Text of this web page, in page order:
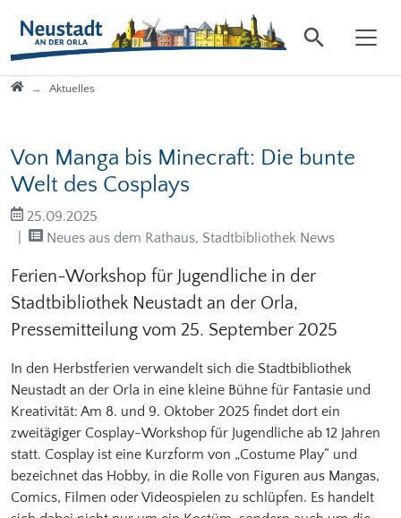
StartseiteAktuelles
Von Manga bis Minecraft: Die bunte
Welt des Cosplays
25.09.2025
Neues aus dem Rathaus, Stadtbibliothek News
Ferien-Workshop für Jugendliche in der
Stadtbibliothek Neustadt an der Orla,
Pressemitteilung vom 25. September 2025
In den Herbstferien verwandelt sich die Stadtbibliothek
Neustadt an der Orla in eine kleine Bühne für Fantasie und
Kreativität: Am 8. und 9. Oktober 2025 findet dort ein
zweitägiger Cosplay-Workshop für Jugendliche ab 12 Jahren
statt. Cosplay ist eine Kurzform von „Costume Play“ und
bezeichnet das Hobby, in die Rolle von Figuren aus Mangas,
Comics, Filmen oder Videospielen zu schlüpfen. Es handelt